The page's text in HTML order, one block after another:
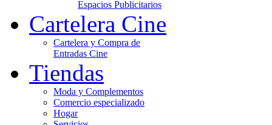
Espacios Publicitarios
Cartelera Cine
Cartelera y Compra de
Entradas Cine
Tiendas
Moda y Complementos
Comercio especializado
Hogar